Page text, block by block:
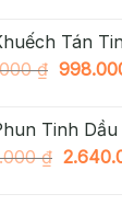
Tán
₫ Giá
Tinh
₫ Giá